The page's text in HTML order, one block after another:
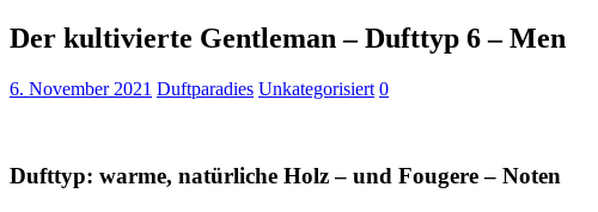
Der kultivierte Gentleman – Dufttyp 6 – Men
6. November 2021 Duftparadies Unkategorisiert 0
Dufttyp: warme, natürliche Holz – und Fougere – Noten